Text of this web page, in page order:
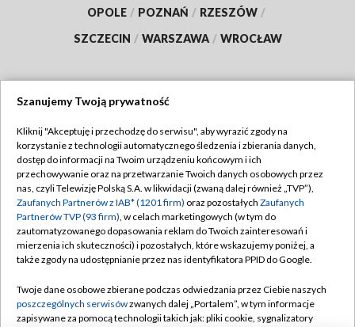
OPOLE / POZNAŃ / RZESZÓW /
SZCZECIN / WARSZAWA / WROCŁAW
TVP
Abonament TVP
Emisja w TVP
Centrum informacji TVP
Naziemna Telewizja Cyfrowa
Rada Programowa
Regulamin TVP
Polityka prywatności
Moje zgody
Pomoc
Kontakt
Szanujemy Twoją prywatność
Kliknij "Akceptuję i przechodzę do serwisu", aby wyrazić zgody na
korzystanie z technologii automatycznego śledzenia i zbierania danych,
dostęp do informacji na Twoim urządzeniu końcowym i ich
przechowywanie oraz na przetwarzanie Twoich danych osobowych przez
nas, czyli Telewizję Polską S.A. w likwidacji (zwaną dalej również „TVP”),
Zaufanych Partnerów z IAB* (1201 firm) oraz pozostałych Zaufanych
Partnerów TVP (93 firm), w celach marketingowych (w tym do
zautomatyzowanego dopasowania reklam do Twoich zainteresowań i
mierzenia ich skuteczności) i pozostałych, które wskazujemy poniżej, a
także zgody na udostępnianie przez nas identyfikatora PPID do Google.
Twoje dane osobowe zbierane podczas odwiedzania przez Ciebie naszych
poszczególnych serwisówzwanych dalej „Portalem”, w tym informacje
zapisywane za pomocą technologii takich jak: pliki cookie, sygnalizatory